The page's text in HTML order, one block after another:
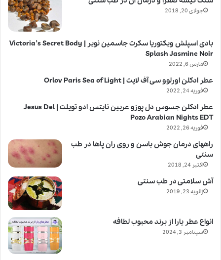
جولای 20, 2018
بادی اسپلش ویکتوریا سکرت جاسمین نویر | Victoria’s Secret Body
Splash Jasmine Noir
مارس 6, 2022
عطر ادکلن اورلوو سی آف لایت | Orlov Paris Sea of Light
فوریه 24, 2022
عطر ادکلن جسوس دل پوزو عربین نایتس ادو تویلت | Jesus Del
Pozo Arabian Nights EDT
فوریه 26, 2022
راههای درمان جوش باسن و روی ران پاها در طب
سنتی
اکتبر 24, 2018
آش سلامتی در طب سنتی
ژانویه 23, 2019
انواع عطر یارا از برند محبوب لطافه
سپتامبر 3, 2024